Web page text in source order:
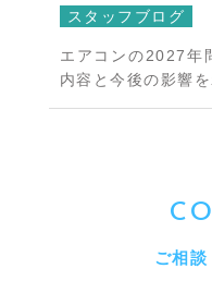
スタッフブログ
エアコンの2027年
内容と今後の影響
ご相